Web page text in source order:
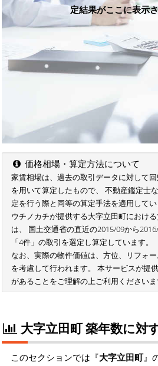
定結果がここに表示
価格相場・算定方法について
家賃相場は、過去の取引データに対して
を用いて算定したもので、 不動産鑑定士
定を行う際と同等の算定手法を適用してい
ウチノカチが提供する大字立田町におけ
は、 国土交通省の直近の2015/09から
「4件」の取引を選定し算定しています。
なお、実際の物件価値は、方位、リフォ
を考慮して行われます。 本サービスが提
があることをご理解の上ご利用くださいま
大字立田町 築年数に対
このセクションでは『大字立田町』